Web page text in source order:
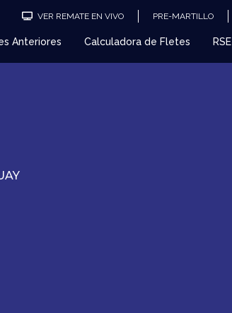
VER REMATE EN VIVO PRE-MARTILLO
Anteriores Calculadora de Fletes RSE